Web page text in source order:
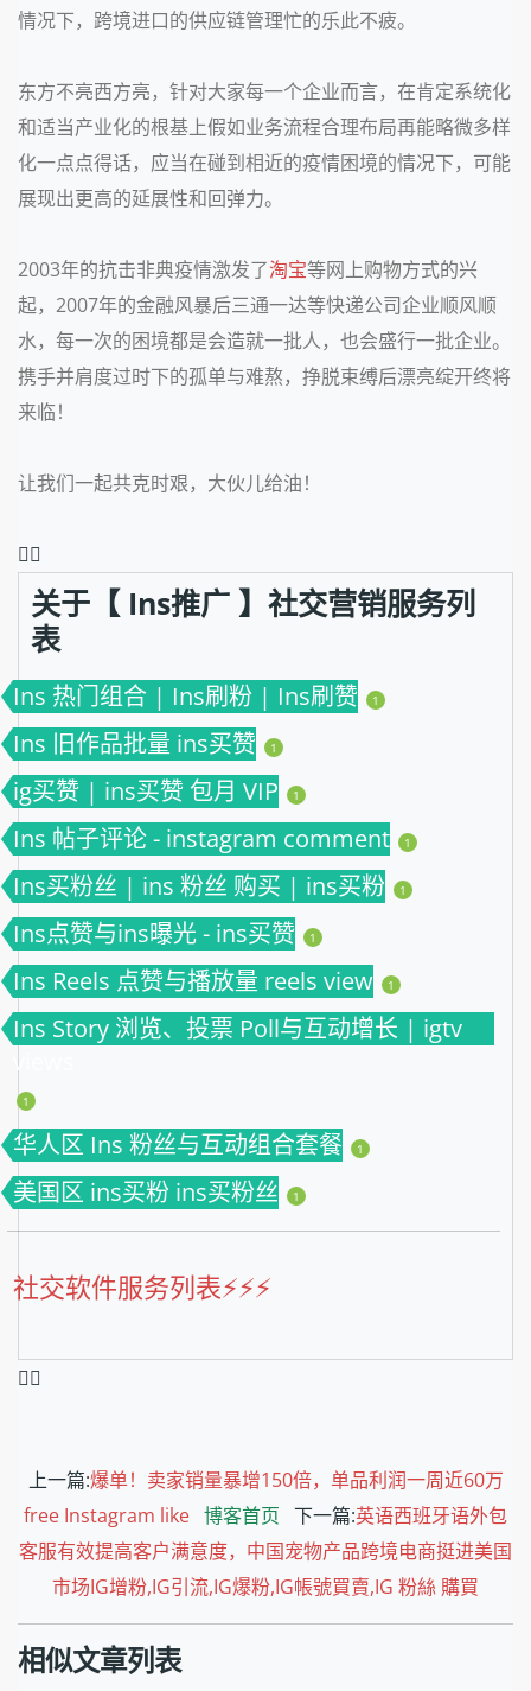
情况下，跨境进口的供应链管理忙的乐此不疲。
东方不亮西方亮，针对大家每一个企业而言，在肯定系统化
和适当产业化的根基上假如业务流程合理布局再能略微多样
化一点点得话，应当在碰到相近的疫情困境的情况下，可能
展现出更高的延展性和回弹力。
2003年的抗击非典疫情激发了淘宝等网上购物方式的兴
起，2007年的金融风暴后三通一达等快递公司企业顺风顺
水，每一次的困境都是会造就一批人，也会盛行一批企业。
携手并肩度过时下的孤单与难熬，挣脱束缚后漂亮绽开终将
来临！
让我们一起共克时艰，大伙儿给油！
❤️‍🔥
关于【 Ins推广 】社交营销服务列
表
Ins 热门组合 | Ins刷粉 | Ins刷赞 1
Ins 旧作品批量 ins买赞 1
ig买赞 | ins买赞 包月 VIP 1
Ins 帖子评论 - instagram comment 1
Ins买粉丝 | ins 粉丝 购买 | ins买粉 1
Ins点赞与ins曝光 - ins买赞 1
Ins Reels 点赞与播放量 reels view 1
Ins Story 浏览、投票 Poll与互动增长 | igtv
views
1
华人区 Ins 粉丝与互动组合套餐 1
美国区 ins买粉 ins买粉丝 1
社交软件服务列表⚡️⚡️⚡️
❤️‍🔥
上一篇:爆单！卖家销量暴增150倍，单品利润一周近60万
free Instagram like 博客首页 下一篇:英语西班牙语外包
客服有效提高客户满意度，中国宠物产品跨境电商挺进美国
市场IG增粉,IG引流,IG爆粉,IG帳號買賣,IG 粉絲 購買
相似文章列表